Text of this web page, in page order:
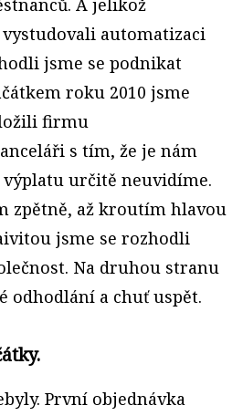
A jelikož
vystudovali automatizaci
jsme se podnikat
roku 2010 jsme
firmu
s tím, že je nám
určitě neuvidíme.
zpětně, až kroutím hlavou
jsme se rozhodli
Na druhou stranu
odhodlání a chuť uspět.
První objednávka